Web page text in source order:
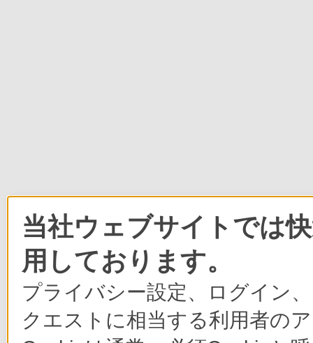
当社ウェブサイトでは
用しております。
プライバシー設定、ログイン
クエストに相当する利用者の